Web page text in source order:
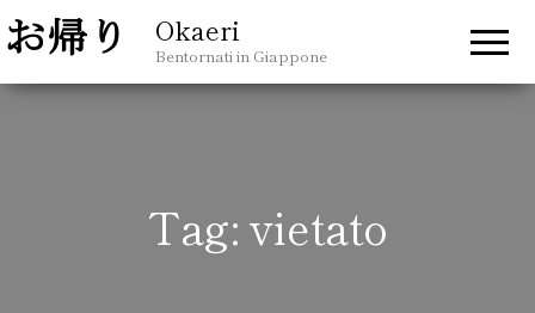
Okaeri
Bentornati in Giappone
Tag:vietato